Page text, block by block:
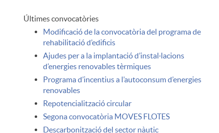
Últimes convocatòries
Modificació de la convocatòria del programa de
rehabilitació d’edificis
Ajudes per a la implantació d’instal·lacions
d’energies renovables tèrmiques
Programa d’incentius a l’autoconsum d’energies
renovables
Repotencialització circular
Segona convocatòria MOVES FLOTES
Descarbonització del sector nàutic